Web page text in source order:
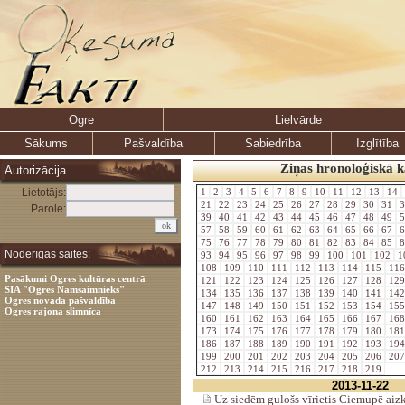
Ogre
Lielvārde
Sākums
Pašvaldība Sabiedrība
Izglītība
Autorizācija
Lietotājs:
Parole:
Noderīgas saites:
Pasākumi Ogres kultūras centrā
SIA "Ogres Namsaimnieks"
Ogres novada pašvaldība
Ogres rajona slimnīca
Ziņas hronoloģiskā
1 2 3 4 5 6 7 8 9 10 11 12 13 14
21
22 23 24 25 26 27 28 29 30 31
39
40 41 42 43 44 45 46 47 48 49
57
58 59 60 61 62 63 64 65 66 67
75
76 77 78 79 80 81 82 83 84 85
93
94 95 96 97 98 99 100 101 102
108
109 110 111 112 113 114 115
121
122 123 124 125 126 127 128
134
135 136 137 138 139 140 141
147
148 149 150 151 152 153 154
160
161 162 163 164 165 166 167
173
174 175 176 177 178 179 180
186
187 188 189 190 191 192 193
199
200 201 202 203 204 205 206
212
213 214 215 216 217 218 219
2013-11-22
Uz siedēm gulošs vīrietis Ciemupē